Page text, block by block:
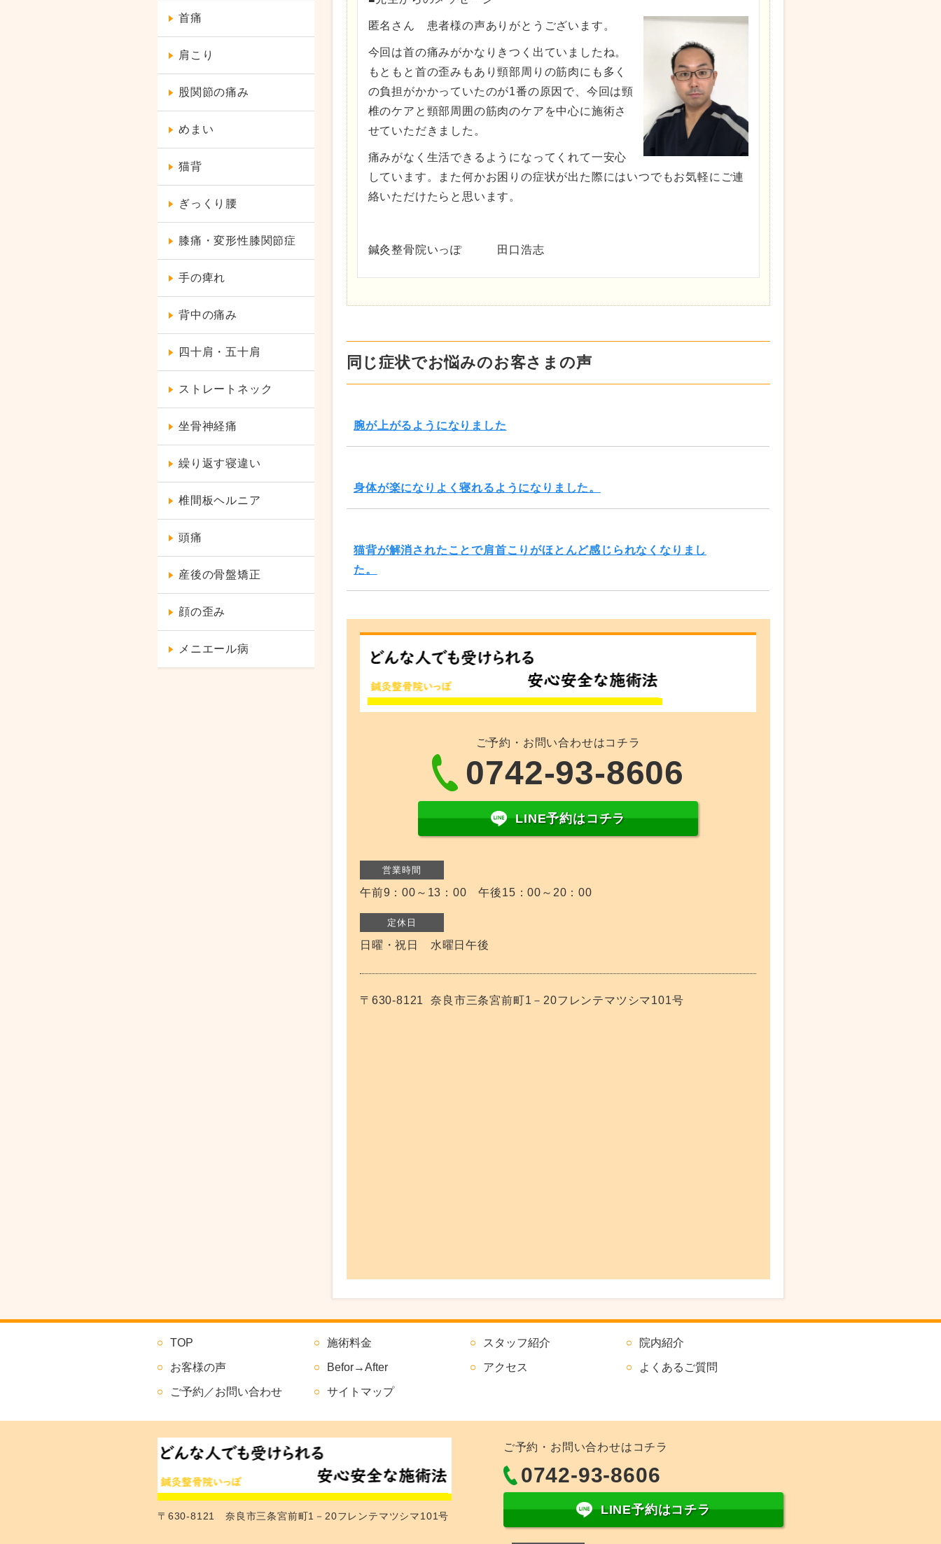
匿名さん 患者様の声ありがとうございます。
今回は首の痛みがかなりきつく出ていましたね。
もともと首の歪みもあり頸部周りの筋肉にも多く
の負担がかかっていたのが1番の原因で、今回は頸
椎のケアと頸部周囲の筋肉のケアを中心に施術さ
せていただきました。
痛みがなく生活できるようになってくれて一安心
しています。また何かお困りの症状が出た際にはいつでもお気軽にご連
絡いただけたらと思います。
鍼灸整骨院いっぽ 田口浩志
同じ症状でお悩みのお客さまの声
腕が上がるようになりました
身体が楽になりよく寝れるようになりました。
猫背が解消されたことで肩首こりがほとんど感じられなくなりまし
た。
ご予約・お問い合わせはコチラ
0742-93-8606
LINE予約はコチラ
営業時間
午前9：00～13：00 午後15：00～20：00
定休日
日曜・祝日 水曜日午後
〒630-8121 奈良市三条宮前町1－20フレンテマツシマ101号
首痛
肩こり
股関節の痛み
めまい
猫背
ぎっくり腰
膝痛・変形性膝関節症
手の痺れ
背中の痛み
四十肩・五十肩
ストレートネック
坐骨神経痛
繰り返す寝違い
椎間板ヘルニア
頭痛
産後の骨盤矯正
顔の歪み
メニエール病
TOP 施術料金 スタッフ紹介 院内紹介
お客様の声 Befor→After アクセス よくあるご質問
ご予約／お問い合わせ サイトマップ
〒630-8121 奈良市三条宮前町1－20フレンテマツシマ101号
ご予約・お問い合わせはコチラ
0742-93-8606
LINE予約はコチラ